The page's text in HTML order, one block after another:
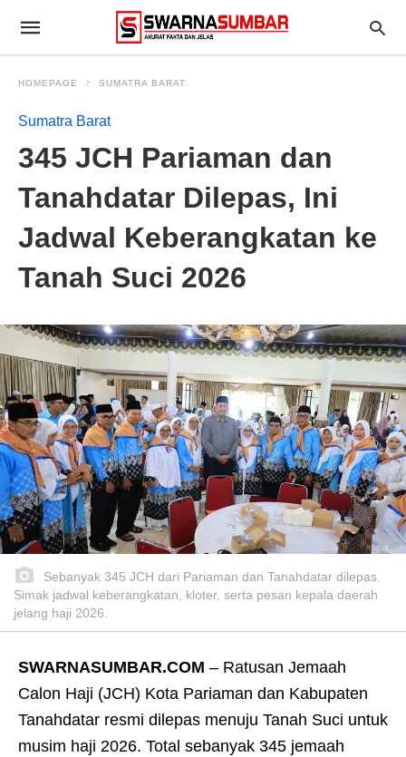
HOMEPAGE SUMATRA BARAT
Sumatra Barat
345 JCH Pariaman dan
Tanahdatar Dilepas, Ini
Jadwal Keberangkatan ke
Tanah Suci 2026
Sebanyak 345 JCH dari Pariaman dan Tanahdatar dilepas.
Simak jadwal keberangkatan, kloter, serta pesan kepala daerah
jelang haji 2026.
SWARNASUMBAR.COM – Ratusan Jemaah
Calon Haji (JCH) Kota Pariaman dan Kabupaten
Tanahdatar resmi dilepas menuju Tanah Suci untuk
musim haji 2026. Total sebanyak 345 jemaah